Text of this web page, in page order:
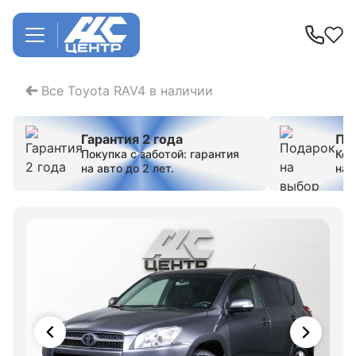
Все Toyota RAV4 в наличии
Гарантия 2 года
Покупка с заботой: гарантия
на авто до 2 лет.
на